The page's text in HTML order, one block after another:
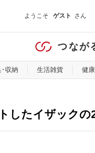
ようこそ ゲスト さん
つなが
収納 生活雑貨 健
したイザックの